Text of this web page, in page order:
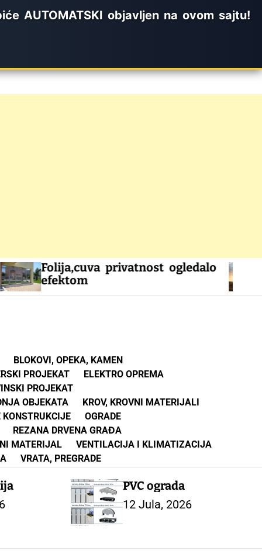
AUTOMATSKI objavljen na ovom sajtu!
privatnost ogledalo
Čačak
BLOKOVI, OPEKA, KAMEN
PROJEKAT
ELEKTRO OPREMA
PROJEKAT
OBJEKATA
KROV, KROVNI MATERIJALI
OGRADE
REZANA DRVENA GRAĐA
MATERIJAL
VENTILACIJA I KLIMATIZACIJA
VRATA, PREGRADE
PVC ograda
12 Jula, 2026